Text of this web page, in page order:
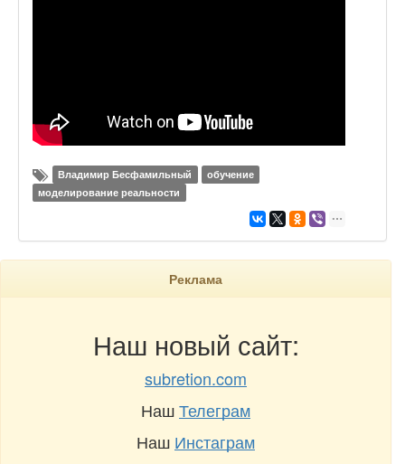
Владимир Бесфамильный
обучение
моделирование реальности
Реклама
Наш новый сайт:
subretion.com
НашТелеграм
Наш Инстаграм